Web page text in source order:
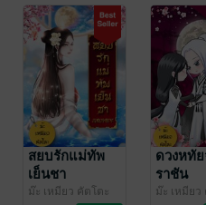
สยบรักแม่ทัพ
เย็นชา
ม๊ะ เหมียว คัตโตะ
ดวงหทั
ราชัน
ม๊ะ เหมียว